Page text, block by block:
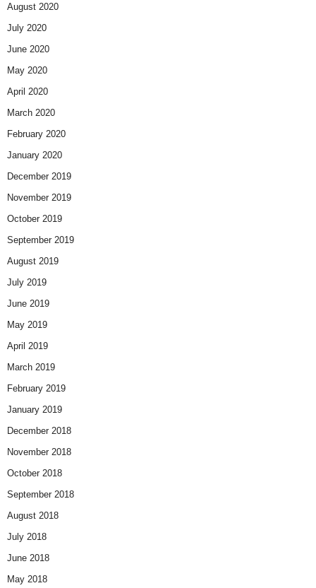
August 2020
July 2020
June 2020
May 2020
April 2020
March 2020
February 2020
January 2020
December 2019
November 2019
October 2019
September 2019
August 2019
July 2019
June 2019
May 2019
April 2019
March 2019
February 2019
January 2019
December 2018
November 2018
October 2018
September 2018
August 2018
July 2018
June 2018
May 2018